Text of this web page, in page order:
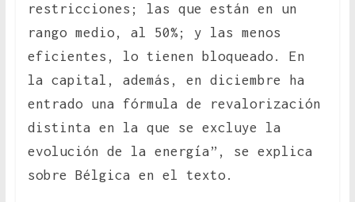
restricciones; las que están en un
rango medio, al 50%; y las menos
eficientes, lo tienen bloqueado. En
la capital, además, en diciembre ha
entrado una fórmula de revalorización
distinta en la que se excluye la
evolución de la energía”, se explica
sobre Bélgica en el texto.